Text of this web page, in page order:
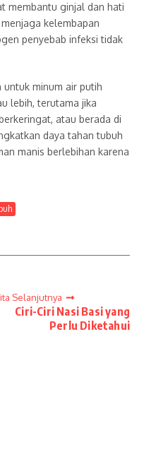
membantu ginjal dan hati
kelembapan
penyebab infeksi tidak
untuk minum air putih
lebih, terutama jika
atau berada di
daya tahan tubuh
manis berlebihan karena
Selanjutnya
Ciri-Ciri Nasi Basi yang
Perlu Diketahui